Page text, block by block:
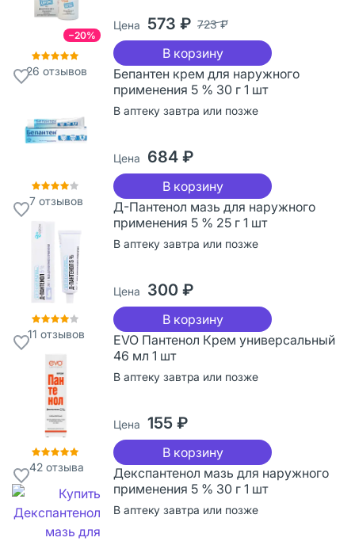
−20%
26 отзывов
Цена 573 ₽ 723 ₽
В корзину
7 отзывов
Бепантен крем для наружного
применения 5 % 30 г 1 шт
В аптеку завтра или позже
Цена 684 ₽
В корзину
11 отзывов
Д-Пантенол мазь для наружного
применения 5 % 25 г 1 шт
В аптеку завтра или позже
Цена 300 ₽
В корзину
42отзыва
EVO Пантенол Крем универсальный
46 мл 1 шт
В аптеку завтра или позже
Цена 155 ₽
В корзину
Декспантенол мазь для наружного
применения 5 % 30 г 1 шт
В аптеку завтра или позже